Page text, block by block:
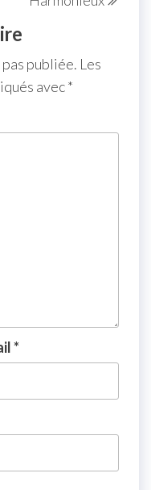
publiée. Les
avec*
*